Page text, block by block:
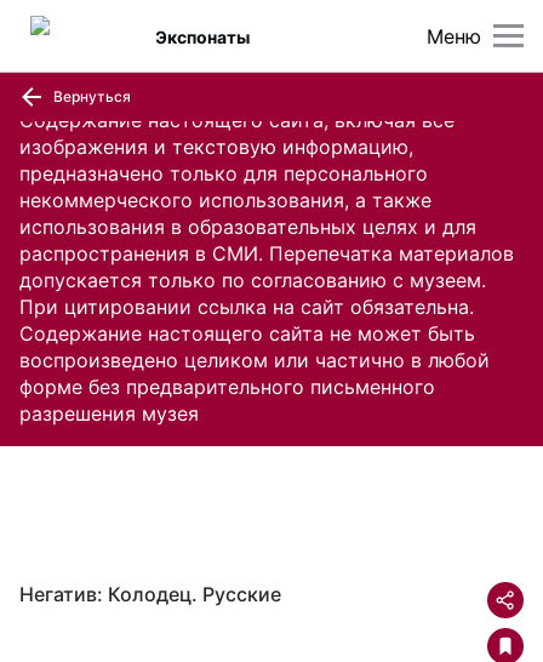
Содержание настоящего сайта, включая все
изображения и текстовую информацию,
предназначено только для персонального
некоммерческого использования, а также
использования в образовательных целях и для
распространения в СМИ. Перепечатка материалов
допускается только по согласованию с музеем.
При цитировании ссылка на сайт обязательна.
Содержание настоящего сайта не может быть
воспроизведено целиком или частично в любой
форме без предварительного письменного
разрешения музея
Меню
Экспонаты
Вернуться
Негатив: Колодец. Русские